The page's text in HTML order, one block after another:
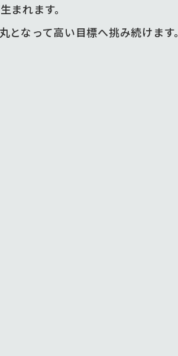
まれます。
なって高い目標へ挑み続けます。